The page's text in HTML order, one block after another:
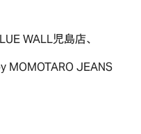
児島店、
JEANS